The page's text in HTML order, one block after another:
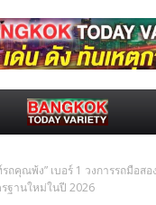
รถคุณพ้ง” เบอร์ 1 วงการรถมือส
ฐานใหม่ในปี 2026